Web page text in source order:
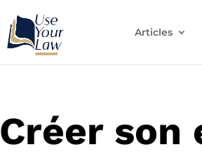
Articles
Créer son